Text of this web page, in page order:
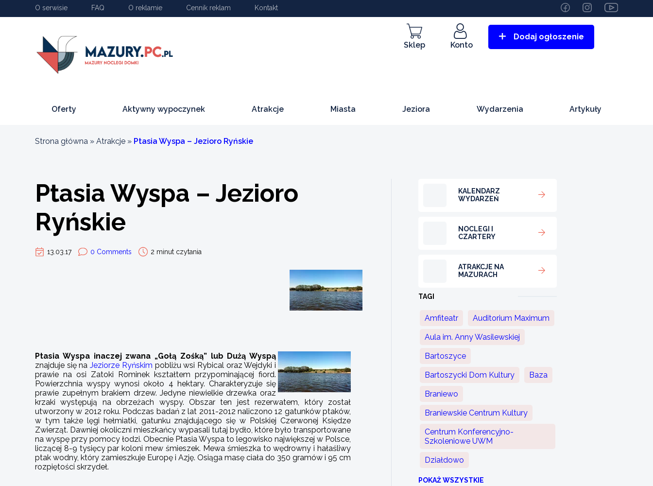
O serwisie FAQ O reklamie Cennik reklam Kontakt
Sklep Konto
Dodaj ogłoszenie
Oferty Aktywny wypoczynek Atrakcje Miasta Jeziora Wydarzenia Artykuły
Strona główna » Atrakcje » Ptasia Wyspa – Jezioro Ryńskie
Ptasia Wyspa – Jezioro
Ryńskie
13.03.17 0 Comments 2 minut czytania
Ptasia Wyspa inaczej zwana „Gołą Zośką” lub Dużą Wyspą
znajduje się naJeziorze Ryńskim pobliżu wsi Rybical oraz Wejdyki i
prawie na osi Zatoki Rominek kształtem przypominającej fiord.
Powierzchnia wyspy wynosi około 4 hektary. Charakteryzuje się
prawie zupełnym brakiem drzew. Jedyne niewielkie drzewka oraz
krzaki występują na obrzeżach wyspy. Obszar ten jest rezerwatem, który został
utworzony w 2012 roku. Podczas badań z lat 2011-2012 naliczono 12 gatunków ptaków,
w tym także lęgi hełmiatki, gatunku znajdującego się w Polskiej Czerwonej Księdze
Zwierząt. Dawniej okoliczni mieszkańcy wypasali tutaj bydło, które było transportowane
na wyspę przy pomocy łodzi. Obecnie Ptasia Wyspa to legowisko największej w Polsce,
liczącej 8-9 tysięcy par koloni mew śmieszek. Mewa śmieszka to wędrowny i hałaśliwy
ptak wodny, który zamieszkuje Europę i Azję. Osiąga masę ciała do 350 gramów i 95 cm
rozpiętości skrzydeł.
KALENDARZ
WYDARZEŃ
NOCLEGI I
CZARTERY
ATRAKCJE NA
MAZURACH
TAGI
Amfiteatr Auditorium Maximum
Aula im. Anny Wasilewskiej
Bartoszyce
Bartoszycki Dom Kultury Baza
Braniewo
Braniewskie Centrum Kultury
Centrum Konferencyjno-
Szkoleniowe UWM
Działdowo
POKAŻ WSZYSTKIE